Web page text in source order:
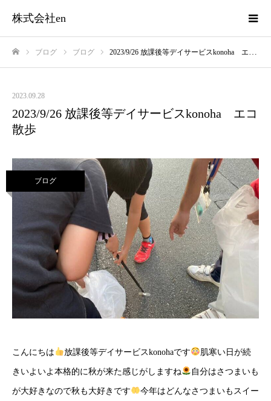
株式会社en
ブログ ブログ 2023/9/26 放課後等デイサービスkonoha エコ散歩
2023.09.28
2023/9/26 放課後等デイサービスkonoha エコ
散歩
ブログ
こんにちは 放課後等デイサービスkonohaです 肌寒い日が続
きいよいよ本格的に秋が来た感じがしますね 自分はさつまいも
が大好きなので秋も大好きです 今年はどんなさつまいもスイー